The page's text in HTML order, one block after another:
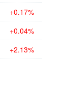
+0.17%
+0.04%
+2.13%